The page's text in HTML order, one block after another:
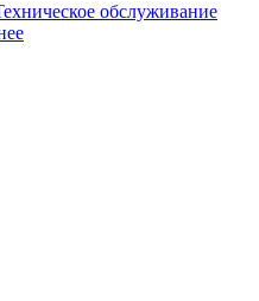
обслуживание